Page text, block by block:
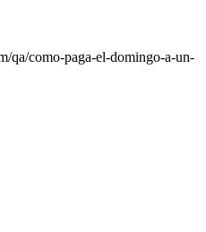
qa/como-paga-el-domingo-a-un-